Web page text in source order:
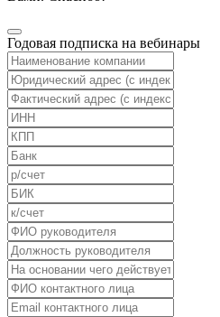
Годовая подписка на вебинары